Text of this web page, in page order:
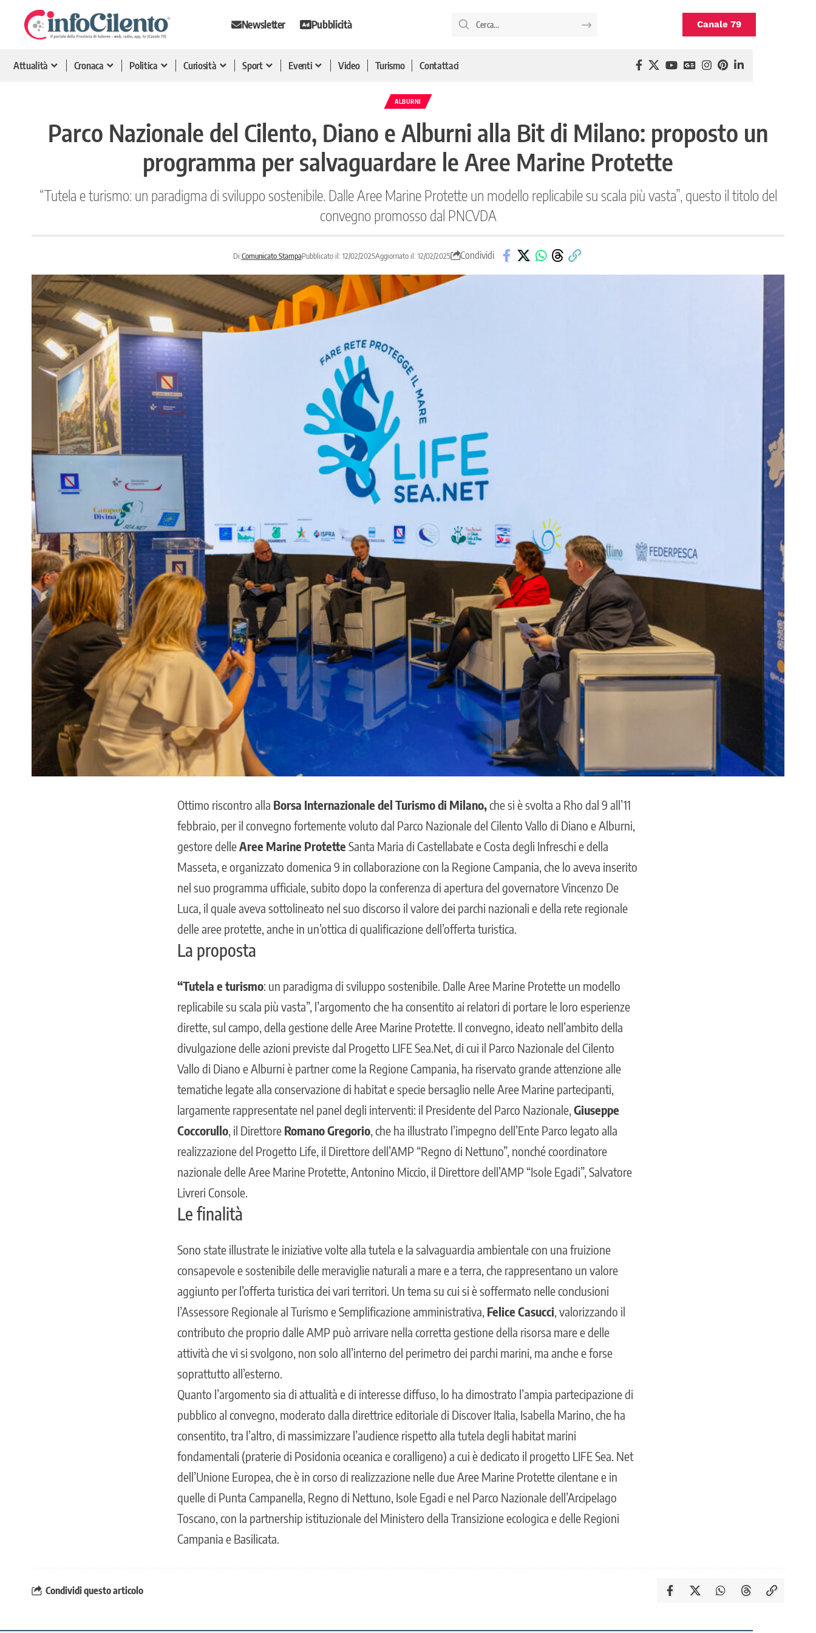
Newsletter Pubblicità Canale 79
Attualità Cronaca Politica Curiosità Sport Eventi Video Turismo Contattaci
ALBURNI
Parco Nazionale del Cilento, Diano e Alburni alla Bit di Milano: proposto un
programma per salvaguardare le Aree Marine Protette
“Tutela e turismo: un paradigma di sviluppo sostenibile. Dalle Aree Marine Protette un modello replicabile su scala più vasta”, questo il titolo del
convegno promosso dal PNCVDA
Di:Comunicato StampaPubblicato il: 12/02/2025Aggiornato il: 12/02/2025 Condividi
Ottimo riscontro alla Borsa Internazionale del Turismo di Milano,che si è svolta a Rho dal 9 all’11
febbraio, per il convegno fortemente voluto dal Parco Nazionale del Cilento Vallo di Diano e Alburni,
gestore delleAree Marine Protette Santa Maria di Castellabate e Costa degli Infreschi e della
Masseta, e organizzato domenica 9 in collaborazione con la Regione Campania, che lo aveva inserito
nel suo programma ufficiale, subito dopo la conferenza di apertura del governatore Vincenzo De
Luca, il quale aveva sottolineato nel suo discorso il valore dei parchi nazionali e della rete regionale
delle aree protette, anche in un’ottica di qualificazione dell’offerta turistica.
La proposta
“Tutela e turismo: un paradigma di sviluppo sostenibile. Dalle Aree Marine Protette un modello
replicabile su scala più vasta”, l’argomento che ha consentito ai relatori di portare le loro esperienze
dirette, sul campo, della gestione delle Aree Marine Protette. Il convegno, ideato nell’ambito della
divulgazione delle azioni previste dal Progetto LIFE Sea.Net, di cui il Parco Nazionale del Cilento
Vallo di Diano e Alburni è partner come la Regione Campania, ha riservato grande attenzione alle
tematiche legate alla conservazione di habitat e specie bersaglio nelle Aree Marine partecipanti,
largamente rappresentate nel panel degli interventi: il Presidente del Parco Nazionale, Giuseppe
Coccorullo , il Direttore Romano Gregorio , che ha illustrato l’impegno dell’Ente Parco legato alla
realizzazione del Progetto Life, il Direttore dell’AMP “Regno di Nettuno”, nonché coordinatore
nazionale delle Aree Marine Protette, Antonino Miccio, il Direttore dell’AMP “Isole Egadi”, Salvatore
Livreri Console.
Le finalità
Sono state illustrate le iniziative volte alla tutela e la salvaguardia ambientale con una fruizione
consapevole e sostenibile delle meraviglie naturali a mare e a terra, che rappresentano un valore
aggiunto per l’offerta turistica dei vari territori. Un tema su cui si è soffermato nelle conclusioni
l’Assessore Regionale al Turismo e Semplificazione amministrativa, Felice Casucci, valorizzando il
contributo che proprio dalle AMP può arrivare nella corretta gestione della risorsa mare e delle
attività che vi si svolgono, non solo all’interno del perimetro dei parchi marini, ma anche e forse
soprattutto all’esterno.
Quanto l’argomento sia di attualità e di interesse diffuso, lo ha dimostrato l’ampia partecipazione di
pubblico al convegno, moderato dalla direttrice editoriale di Discover Italia, Isabella Marino, che ha
consentito, tra l’altro, di massimizzare l’audience rispetto alla tutela degli habitat marini
fondamentali (praterie di Posidonia oceanica e coralligeno) a cui è dedicato il progetto LIFE Sea. Net
dell’Unione Europea, che è in corso di realizzazione nelle due Aree Marine Protette cilentane e in
quelle di Punta Campanella, Regno di Nettuno, Isole Egadi e nel Parco Nazionale dell’Arcipelago
Toscano, con la partnership istituzionale del Ministero della Transizione ecologica e delle Regioni
Campania e Basilicata.
Condividi questo articolo